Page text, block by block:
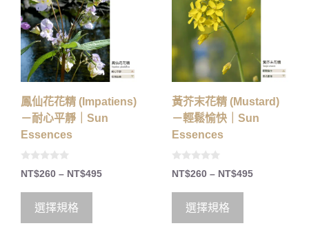
鳳仙花花精 (Impatiens)
－耐心平靜｜Sun
Essences
0
o
5
NT$260 – NT$495
選擇規格
黃芥末花精 (Mustard)
－輕鬆愉快｜Sun
Essences
0
o
5
NT$260 – NT$495
選擇規格